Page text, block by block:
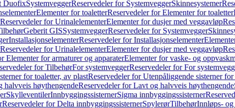
DuofixSystemveggerReservedeler for SystemveggerSkinnesystemer
Elementer for toaletterReservedeler for Elementer for toaletter
Reservedeler for UrinalelementerElementer for dusjer med veggavløp
Geberit GISSystemveggerReservedeler for Systemvegger
InstallasjonselementerReservedeler for Installasjonselementer
Reservedeler for UrinalelementerElementer for dusjer med veggavløp
Elementer for armaturer og apparaterElementer for vaske- og
for TilbehørFor systemveggerReservedeler for For
for toaletter, av plastReservedeler for Utenpåliggende sisterner
halvveis høythengendeReservedeler for Lavt og halvveis høythengende
SkylleventilerInnbyggingssisternerSigma innbyggingssisterner
Reservedeler for Delta innbyggingssisternerSpylerørTilbehørInnløps-